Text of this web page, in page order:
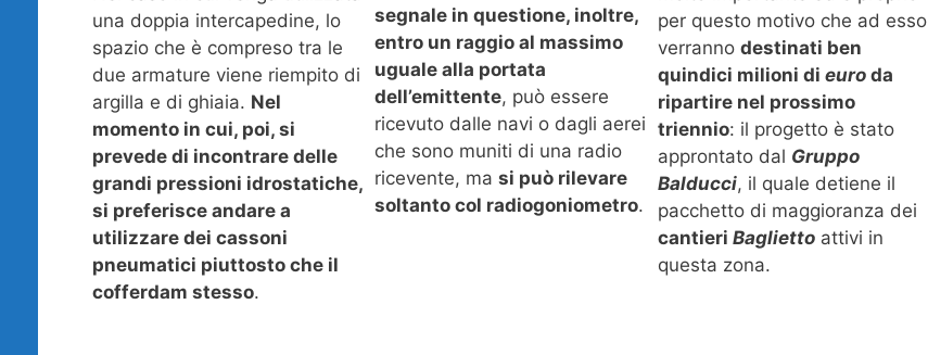
una doppia intercapedine, lo
spazio che è compreso tra le
due armature viene riempito di
argilla e di ghiaia. Nel
momento in cui, poi, si
prevede di incontrare delle
grandi pressioni idrostatiche,
si preferisce andare a
utilizzare dei cassoni
pneumatici piuttosto che il
cofferdam stesso.
segnale in questione, inoltre,
entro un raggio al massimo
uguale alla portata
dell’emittente, può essere
ricevuto dalle navi o dagli aerei
che sono muniti di una radio
ricevente, masi può rilevare
soltanto col radiogoniometro.
per questo motivo che ad esso
verrannodestinati ben
quindici milioni dieuro da
ripartire nel prossimo
triennio: il progetto è stato
approntato dal Gruppo
Balducci, il quale detiene il
pacchetto di maggioranza dei
cantieriBaglietto attivi in
questa zona.